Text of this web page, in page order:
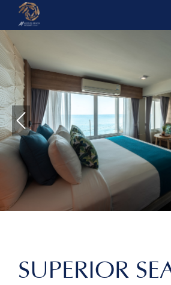
SUPERIOR